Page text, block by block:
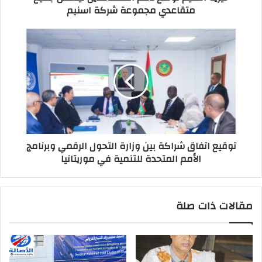
متقاعدي مجموعة شركة اسنيم
توقيع اتفاق شراكة بين وزارة التحول الرقمي وبرنامج
الأمم المتحدة للتنمية في موريتانيا
مقالات ذات صلة